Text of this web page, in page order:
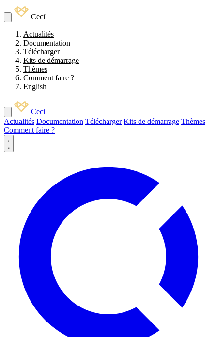
Cecil
Actualités
Documentation
Télécharger
Kits de démarrage
Thèmes
Comment faire ?
English
Cecil
Actualités Documentation Télécharger Kits de démarrage Thèmes
Comment faire ?